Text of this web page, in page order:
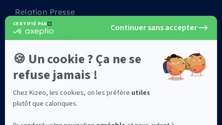
Relation Presse
Nous rejoindre
Nos solutions
Kizeo Forms
Kommunity by Kizeo